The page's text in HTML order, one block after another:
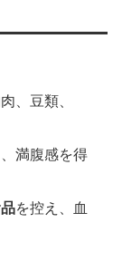
肉、豆類、
、満腹感を得
を控え、血